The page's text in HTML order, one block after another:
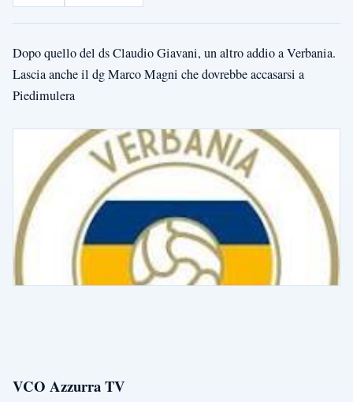
Dopo quello del ds Claudio Giavani, un altro addio a Verbania.
Lascia anche il dg Marco Magni che dovrebbe accasarsi a
Piedimulera
VCO Azzurra TV